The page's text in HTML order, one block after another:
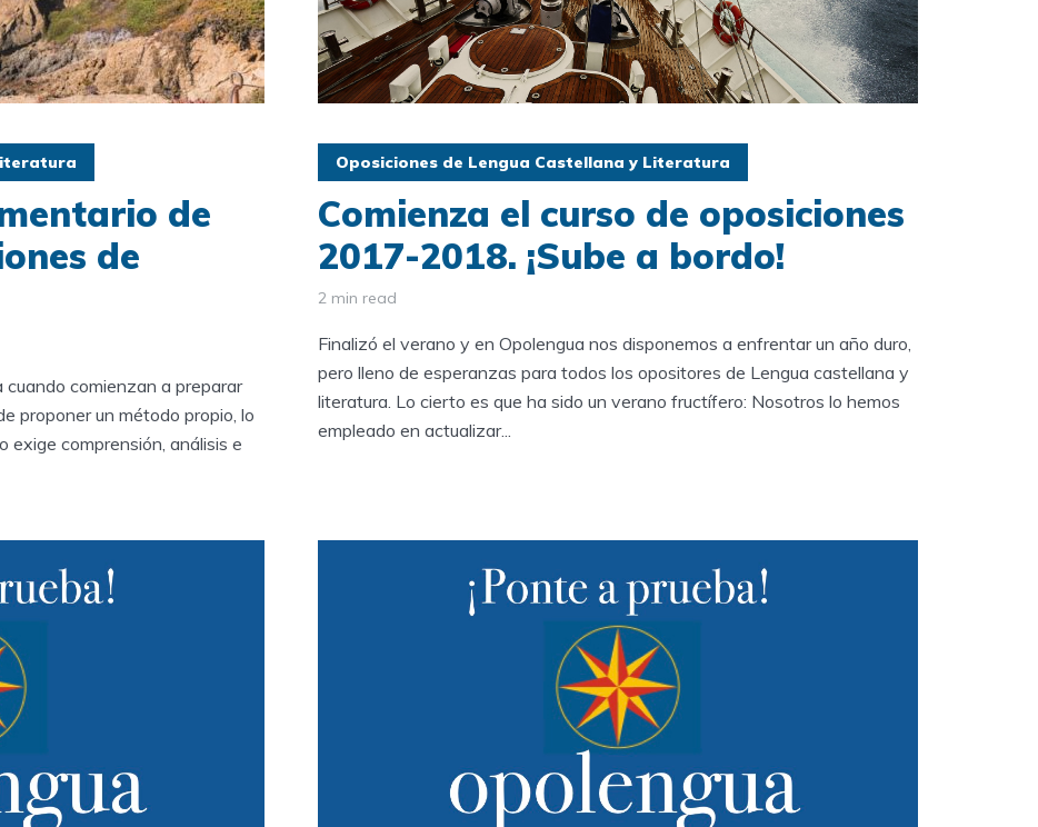
de
de
comienzan a preparar
proponer un método propio, lo
exige comprensión, análisis e
Oposiciones de Lengua Castellana y Literatura
Comienza el curso de oposiciones
2017-2018. ¡Sube a bordo!
2 min read
Finalizó el verano y en Opolengua nos disponemos a enfrentar un año duro,
pero lleno de esperanzas para todos los opositores de Lengua castellana y
literatura. Lo cierto es que ha sido un verano fructífero: Nosotros lo hemos
empleado en actualizar...